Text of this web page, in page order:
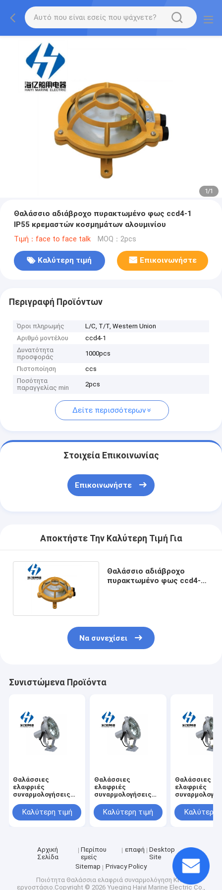
1/1
Θαλάσσιο αδιάβροχο πυρακτωμένο φως ccd4-1
IP55 κρεμαστών κοσμημάτων αλουμινίου
Τιμή：face to face talk MOQ：2pcs
Καλύτερη τιμή Επικοινωνήστε
Περιγραφή Προϊόντων
Όροι πληρωμής
L/C, T/T, Western Union
Αριθμό μοντέλου
ccd4-1
Δυνατότητα
προσφοράς
1000pcs
Πιστοποίηση
ccs
Ποσότητα
παραγγελίας min
2pcs
Δείτε περισσότερων
Στοιχεία Επικοινωνίας
Επικοινωνήστε
Αποκτήστε Την Καλύτερη Τιμή Για
Θαλάσσιο αδιάβροχο
πυρακτωμένο φως ccd4-1
Να συνεχίσει
Συνιστώμενα Προϊόντα
Θαλάσσιες
ελαφριές
συναρμολογήσεις
θαλάσσιο υπαίθριο
αποβαθρών λιμένων
θαλάσσιο
Καλύτερη τιμή
Θαλάσσιες
ελαφριές
συναρμολογήσεις
θαλάσσιο υπαίθριο
αποβαθρών λιμένων
θαλάσσιο
Καλύτερη τιμή
Θαλάσσιες
ελαφριές
θαλάσσιο
αποβαθρών
θαλάσσιο
Καλύτερη
Αρχική
Σελίδα
Περίπου
εμείς
επαφή
Desktop
Site
Sitemap
Privacy Policy
Ποιότητα Θαλάσσια ελαφριά συναρμολόγηση Κίνα
εργοστάσιο.Copyright © 2026 Yueqing Haiyi Marine Electric Co.,